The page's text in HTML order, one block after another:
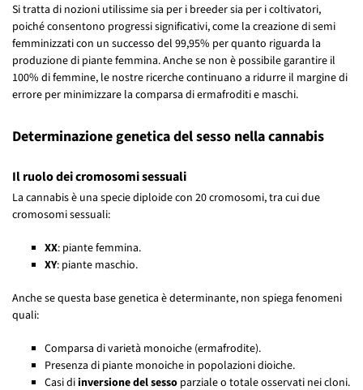
Si tratta di nozioni utilissime sia per i breeder sia per i coltivatori,
poiché consentono progressi significativi, come la creazione di semi
femminizzati con un successo del 99,95% per quanto riguarda la
produzione di piante femmina. Anche se non è possibile garantire il
100% di femmine, le nostre ricerche continuano a ridurre il margine di
errore per minimizzare la comparsa di ermafroditi e maschi.
Determinazione genetica del sesso nella cannabis
Il ruolo dei cromosomi sessuali
La cannabis è una specie diploide con 20 cromosomi, tra cui due
cromosomi sessuali:
XX: piante femmina.
XY: piante maschio.
Anche se questa base genetica è determinante, non spiega fenomeni
quali:
Comparsa di varietà monoiche (ermafrodite).
Presenza di piante monoiche in popolazioni dioiche.
Casi diinversione del sesso parziale o totale osservati nei cloni.